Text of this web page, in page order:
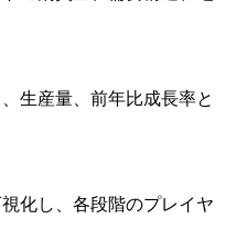
生産量、前年比成長率と
化し、各段階のプレイヤ